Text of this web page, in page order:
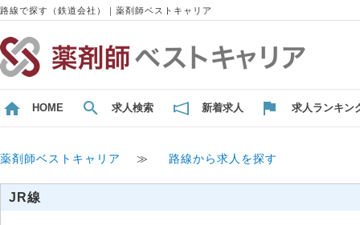
路線で探す（鉄道会社）｜薬剤師ベストキャリア
HOME 求人検索 新着求人 求人ランキン
薬剤師ベストキャリア ≫ 路線から求人を探す
JR線